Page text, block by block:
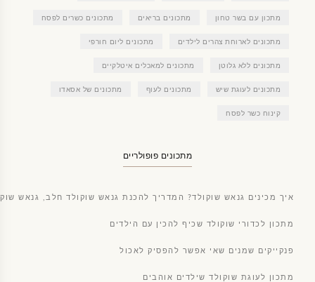
מתכון עם בשר טחון מתכונים בריאים מתכונים כשרים לפסח
מתכונים לארוחת צהרים לילדים מתכונים ליום חורפי
מתכונים ללא גלוטן מתכונים למאכלים איטלקיים
מתכונים לעוגת שיש מתכונים לעוף מתכונים של אסאדו
קינוח כשר לפסח
מתכונים פופולריים
איך מכינים גנאש שוקולד? המדריך להכנת גנאש שוקולד חלב, גנאש
מתכון לכדורי שוקולד שכיף להכין עם הילדים
פנקייקים שמנים שאי אפשר להפסיק לאכול
מתכון לעוגת שוקולד שילדים אוהבים